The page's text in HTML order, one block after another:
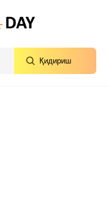
Қидириш